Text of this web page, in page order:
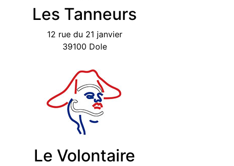
Les Tanneurs
12 rue du 21 janvier
39100 Dole
Le Volontaire